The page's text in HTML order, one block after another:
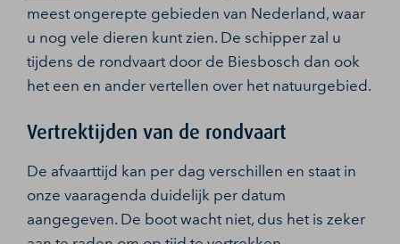
meest ongerepte gebieden van Nederland, waar
u nog vele dieren kunt zien. De schipper zal u
tijdens de rondvaart door de Biesbosch dan ook
het een en ander vertellen over het natuurgebied.
Vertrektijden van de rondvaart
De afvaarttijd kan per dag verschillen en staat in
onze vaaragenda duidelijk per datum
aangegeven. De boot wacht niet, dus het is zeker